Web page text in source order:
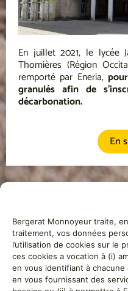
Bergerat Monnoyeur traite,
traitement, vos données
l’utilisation de cookies sur le
ces cookies a vocation à (i)
en vous identifiant à
en vous fournissant des
En juillet 2021, le lycée
Thomières (Région
remporté par Eneria,
granulés afin de
décarbonation.
En
BMA Energie, filiale de
et un savoir-faire
énergétiques clé en main.